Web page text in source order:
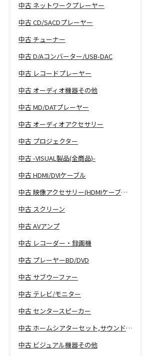
中古 ネットワークプレーヤー
中古 CD/SACDプレーヤー
中古 チューナー
中古 D/Aコンバーター/USB-DAC
中古 レコードプレーヤー
中古 オーディオ機器その他
中古 MD/DATプレーヤー
中古 オーディオアクセサリー
中古 プロジェクター
中古 -VISUAL製品(全商品)-
中古 HDMI/DVIケーブル
中古 映像アクセサリー(HDMIケーブル等)
中古 スクリーン
中古 AVアンプ
中古 レコーダー・録画機
中古 プレーヤーBD/DVD
中古 サブウーファー
中古 テレビ/モニター
中古 センタースピーカー
中古 ホームシアターセット,サウンドバー
中古 ビジュアル機器その他